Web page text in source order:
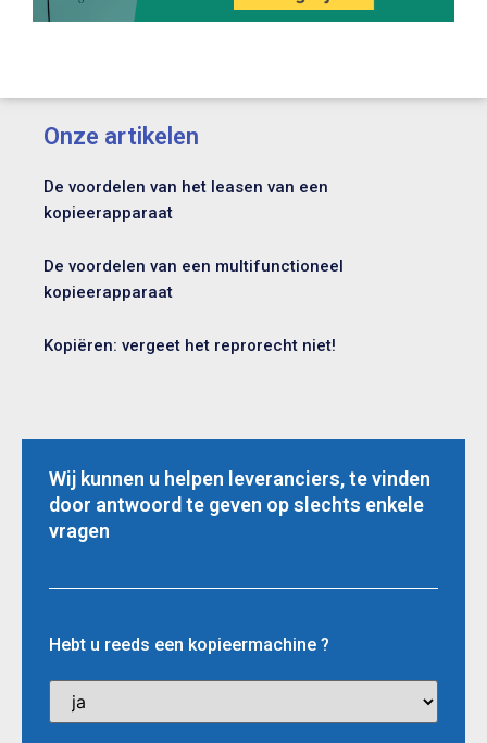
Onze artikelen
De voordelen van het leasen van een
kopieerapparaat
De voordelen van een multifunctioneel
kopieerapparaat
Kopiëren: vergeet het reprorecht niet!
Wij kunnen u helpen leveranciers, te vinden
door antwoord te geven op slechts enkele
vragen
Hebt u reeds een kopieermachine ?